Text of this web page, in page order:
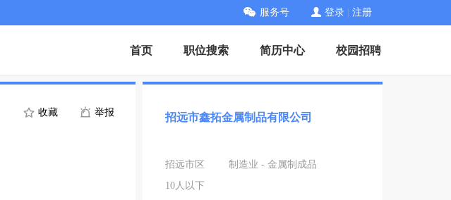
服务号 登录 注册
首页 职位搜索 简历中心 校园招聘
收藏 举报 招远市鑫拓金属制品有限公司
招远市区
制造业 - 金属制成品
10人以下